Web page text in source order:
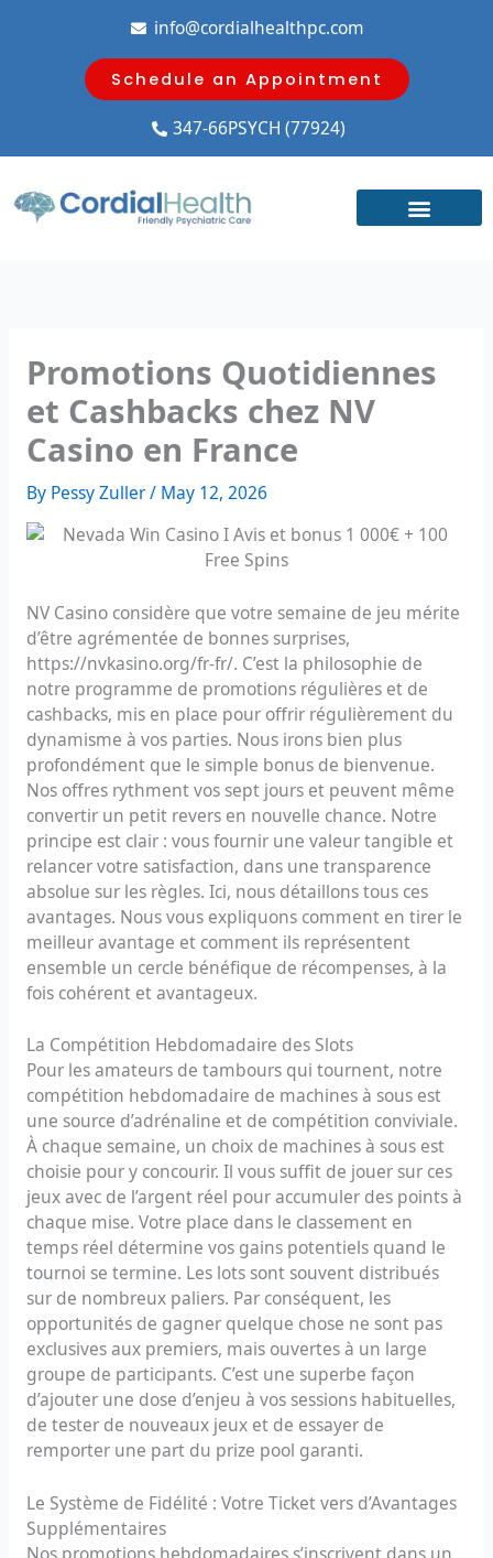
info@cordialhealthpc.com
Schedule an Appointment
347-66PSYCH (77924)
Promotions Quotidiennes
et Cashbacks chez NV
Casino en France
By Pessy Zuller/ May 12, 2026
NV Casino considère que votre semaine de jeu mérite
d’être agrémentée de bonnes surprises,
https://nvkasino.org/fr-fr/. C’est la philosophie de
notre programme de promotions régulières et de
cashbacks, mis en place pour offrir régulièrement du
dynamisme à vos parties. Nous irons bien plus
profondément que le simple bonus de bienvenue.
Nos offres rythment vos sept jours et peuvent même
convertir un petit revers en nouvelle chance. Notre
principe est clair : vous fournir une valeur tangible et
relancer votre satisfaction, dans une transparence
absolue sur les règles. Ici, nous détaillons tous ces
avantages. Nous vous expliquons comment en tirer le
meilleur avantage et comment ils représentent
ensemble un cercle bénéfique de récompenses, à la
fois cohérent et avantageux.
La Compétition Hebdomadaire des Slots
Pour les amateurs de tambours qui tournent, notre
compétition hebdomadaire de machines à sous est
une source d’adrénaline et de compétition conviviale.
À chaque semaine, un choix de machines à sous est
choisie pour y concourir. Il vous suffit de jouer sur ces
jeux avec de l’argent réel pour accumuler des points à
chaque mise. Votre place dans le classement en
temps réel détermine vos gains potentiels quand le
tournoi se termine. Les lots sont souvent distribués
sur de nombreux paliers. Par conséquent, les
opportunités de gagner quelque chose ne sont pas
exclusives aux premiers, mais ouvertes à un large
groupe de participants. C’est une superbe façon
d’ajouter une dose d’enjeu à vos sessions habituelles,
de tester de nouveaux jeux et de essayer de
remporter une part du prize pool garanti.
Le Système de Fidélité : Votre Ticket vers d’Avantages
Supplémentaires